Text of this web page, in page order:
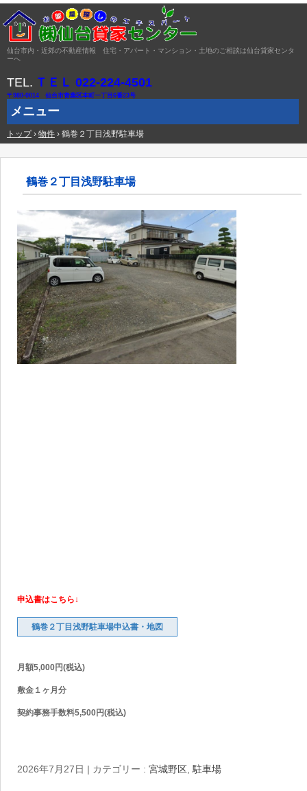
仙台市内・近郊の不動産情報 住宅・アパート・マンション・土地のご相談は仙台貸家センタ
ーへ
TEL. ＴＥＬ 022-224-4501
〒980-0014 仙台市青葉区本町一丁目6番23号
メニュー
コ
ン
トップ › 物件 › 鶴巻２丁目浅野駐車場
鶴巻２丁目浅野駐車場
申込書はこちら↓
鶴巻２丁目浅野駐車場申込書・地図
月額5,000円(税込)
敷金１ヶ月分
契約事務手数料5,500円(税込)
2026年7月27日 | カテゴリー :宮城野区 ,駐車場